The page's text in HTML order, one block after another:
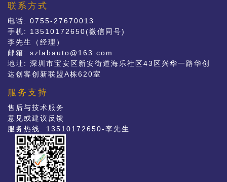
联系方式
电话: 0755-27670013
手机: 13510172650(微信同号)
李先生（经理）
邮箱: szlabauto@163.com
地址: 深圳市宝安区新安街道海乐社区43区兴华一路华创
达创客创新联盟A栋620室
服务支持
售后与技术服务
意见或建议反馈
服务热线: 13510172650-李先生